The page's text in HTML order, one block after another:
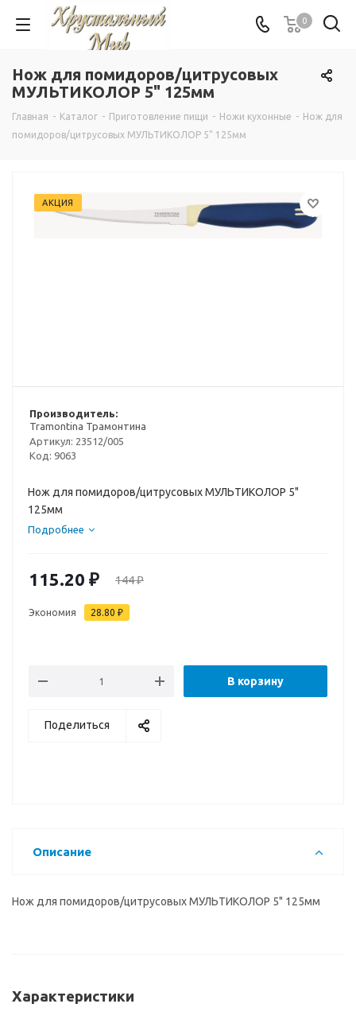
0
Нож для помидоров/цитрусовых
МУЛЬТИКОЛОР 5" 125мм
Главная - Каталог - Приготовление пищи - Ножи кухонные - Нож для
помидоров/цитрусовых МУЛЬТИКОЛОР 5" 125мм
АКЦИЯ
Производитель:
Tramontina Трамонтина
Артикул: 23512/005
Код: 9063
Нож для помидоров/цитрусовых МУЛЬТИКОЛОР 5"
125мм
Подробнее
115.20 ₽ 144₽
Экономия 28.80 ₽
В корзину
Поделиться
Описание
Нож для помидоров/цитрусовых МУЛЬТИКОЛОР 5" 125мм
Характеристики